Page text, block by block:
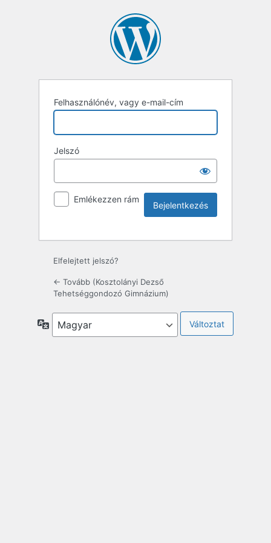
Felhasználónév, vagy e-mail-cím
Jelszó
Emlékezzen rám
Elfelejtett jelszó?
← Tovább (Kosztolányi Dezső
Tehetséggondozó Gimnázium)
Nyelv